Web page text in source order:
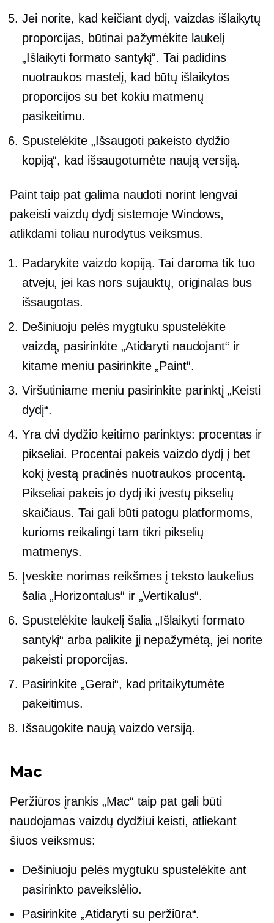
Jei norite, kad keičiant dydį, vaizdas išlaikytų
proporcijas, būtinai pažymėkite laukelį
„Išlaikyti formato santykį“. Tai padidins
nuotraukos mastelį, kad būtų išlaikytos
proporcijos su bet kokiu matmenų
pasikeitimu.
Spustelėkite „Išsaugoti pakeisto dydžio
kopiją“, kad išsaugotumėte naują versiją.
Paint taip pat galima naudoti norint lengvai
pakeisti vaizdų dydį sistemoje Windows,
atlikdami toliau nurodytus veiksmus.
Padarykite vaizdo kopiją. Tai daroma tik tuo
atveju, jei kas nors sujauktų, originalas bus
išsaugotas.
Dešiniuoju pelės mygtuku spustelėkite
vaizdą, pasirinkite „Atidaryti naudojant“ ir
kitame meniu pasirinkite „Paint“.
Viršutiniame meniu pasirinkite parinktį „Keisti
dydį“.
Yra dvi dydžio keitimo parinktys: procentas ir
pikseliai. Procentai pakeis vaizdo dydį į bet
kokį įvestą pradinės nuotraukos procentą.
Pikseliai pakeis jo dydį iki įvestų pikselių
skaičiaus. Tai gali būti patogu platformoms,
kurioms reikalingi tam tikri pikselių
matmenys.
Įveskite norimas reikšmes į teksto laukelius
šalia „Horizontalus“ ir „Vertikalus“.
Spustelėkite laukelį šalia „Išlaikyti formato
santykį“ arba palikite jį nepažymėtą, jei norite
pakeisti proporcijas.
Pasirinkite „Gerai“, kad pritaikytumėte
pakeitimus.
Išsaugokite naują vaizdo versiją.
Mac
Peržiūros įrankis „Mac“ taip pat gali būti
naudojamas vaizdų dydžiui keisti, atliekant
šiuos veiksmus:
Dešiniuoju pelės mygtuku spustelėkite ant
pasirinkto paveikslėlio.
Pasirinkite „Atidaryti su peržiūra“.